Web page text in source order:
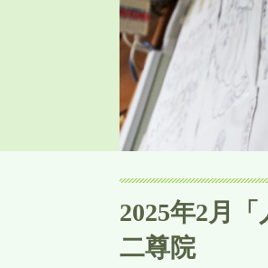
2025年2月
二尊院